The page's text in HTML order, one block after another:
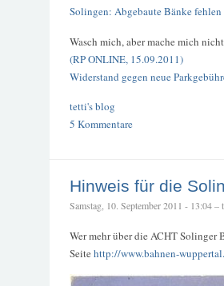
Solingen: Abgebaute Bänke
Wasch mich, aber mache mich
(RP ONLINE, 15.09.2011)
Widerstand gegen neue
tetti's blog
5 Kommentare
Hinweis für die
Samstag, 10. September 2011 - 13:04 –
Wer mehr über die ACHT Solinger
Seite http://www.bahnen-